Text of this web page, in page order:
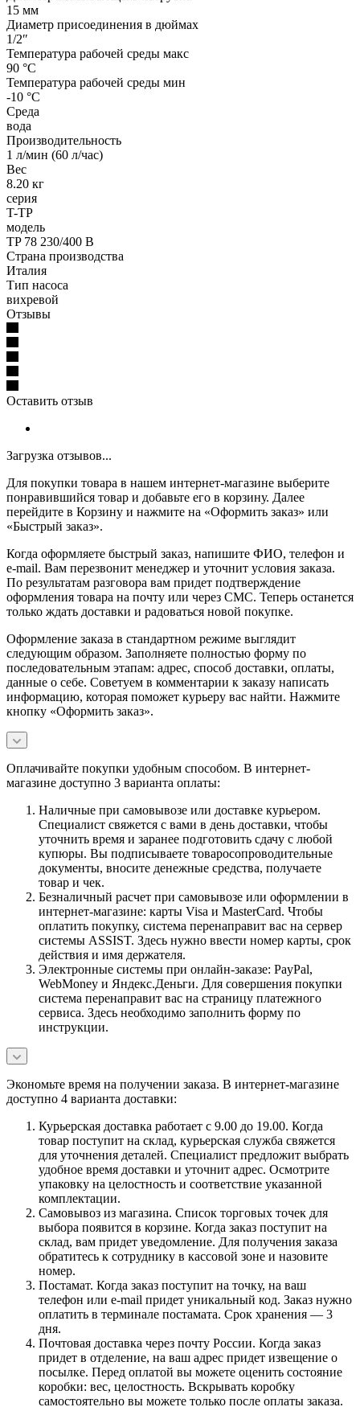
15 мм
Диаметр присоединения в дюймах
1/2″
Температура рабочей среды макс
90 °С
Температура рабочей среды мин
-10 °С
Среда
вода
Производительность
1 л/мин (60 л/час)
Вес
8.20 кг
серия
T-TP
модель
TP 78 230/400 В
Страна производства
Италия
Тип насоса
вихревой
Отзывы
Оставить отзыв
Загрузка отзывов...
Для покупки товара в нашем интернет-магазине выберите
понравившийся товар и добавьте его в корзину. Далее
перейдите в Корзину и нажмите на «Оформить заказ» или
«Быстрый заказ».
Когда оформляете быстрый заказ, напишите ФИО, телефон и
e-mail. Вам перезвонит менеджер и уточнит условия заказа.
По результатам разговора вам придет подтверждение
оформления товара на почту или через СМС. Теперь останется
только ждать доставки и радоваться новой покупке.
Оформление заказа в стандартном режиме выглядит
следующим образом. Заполняете полностью форму по
последовательным этапам: адрес, способ доставки, оплаты,
данные о себе. Советуем в комментарии к заказу написать
информацию, которая поможет курьеру вас найти. Нажмите
кнопку «Оформить заказ».
Оплачивайте покупки удобным способом. В интернет-
магазине доступно 3 варианта оплаты:
Наличные при самовывозе или доставке курьером.
Специалист свяжется с вами в день доставки, чтобы
уточнить время и заранее подготовить сдачу с любой
купюры. Вы подписываете товаросопроводительные
документы, вносите денежные средства, получаете
товар и чек.
Безналичный расчет при самовывозе или оформлении в
интернет-магазине: карты Visa и MasterCard. Чтобы
оплатить покупку, система перенаправит вас на сервер
системы ASSIST. Здесь нужно ввести номер карты, срок
действия и имя держателя.
Электронные системы при онлайн-заказе: PayPal,
WebMoney и Яндекс.Деньги. Для совершения покупки
система перенаправит вас на страницу платежного
сервиса. Здесь необходимо заполнить форму по
инструкции.
Экономьте время на получении заказа. В интернет-магазине
доступно 4 варианта доставки:
Курьерская доставка работает с 9.00 до 19.00. Когда
товар поступит на склад, курьерская служба свяжется
для уточнения деталей. Специалист предложит выбрать
удобное время доставки и уточнит адрес. Осмотрите
упаковку на целостность и соответствие указанной
комплектации.
Самовывоз из магазина. Список торговых точек для
выбора появится в корзине. Когда заказ поступит на
склад, вам придет уведомление. Для получения заказа
обратитесь к сотруднику в кассовой зоне и назовите
номер.
Постамат. Когда заказ поступит на точку, на ваш
телефон или e-mail придет уникальный код. Заказ нужно
оплатить в терминале постамата. Срок хранения — 3
дня.
Почтовая доставка через почту России. Когда заказ
придет в отделение, на ваш адрес придет извещение о
посылке. Перед оплатой вы можете оценить состояние
коробки: вес, целостность. Вскрывать коробку
самостоятельно вы можете только после оплаты заказа.